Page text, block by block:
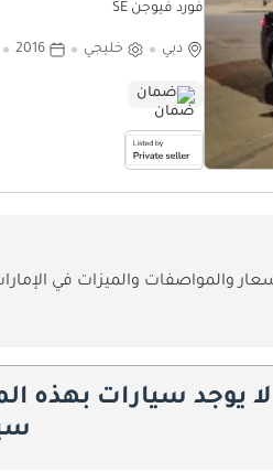
فورد فيوجن SE
دبي خليجي 2016
ضمان
والمواصفات والميزات في
لا يوجد سيارات بهذه